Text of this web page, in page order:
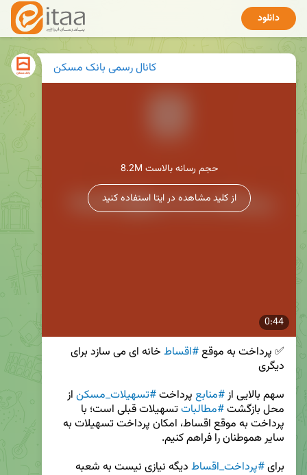
دانلود